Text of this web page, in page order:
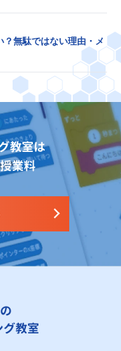
無駄ではない理由・メ
教室は
業料
教室